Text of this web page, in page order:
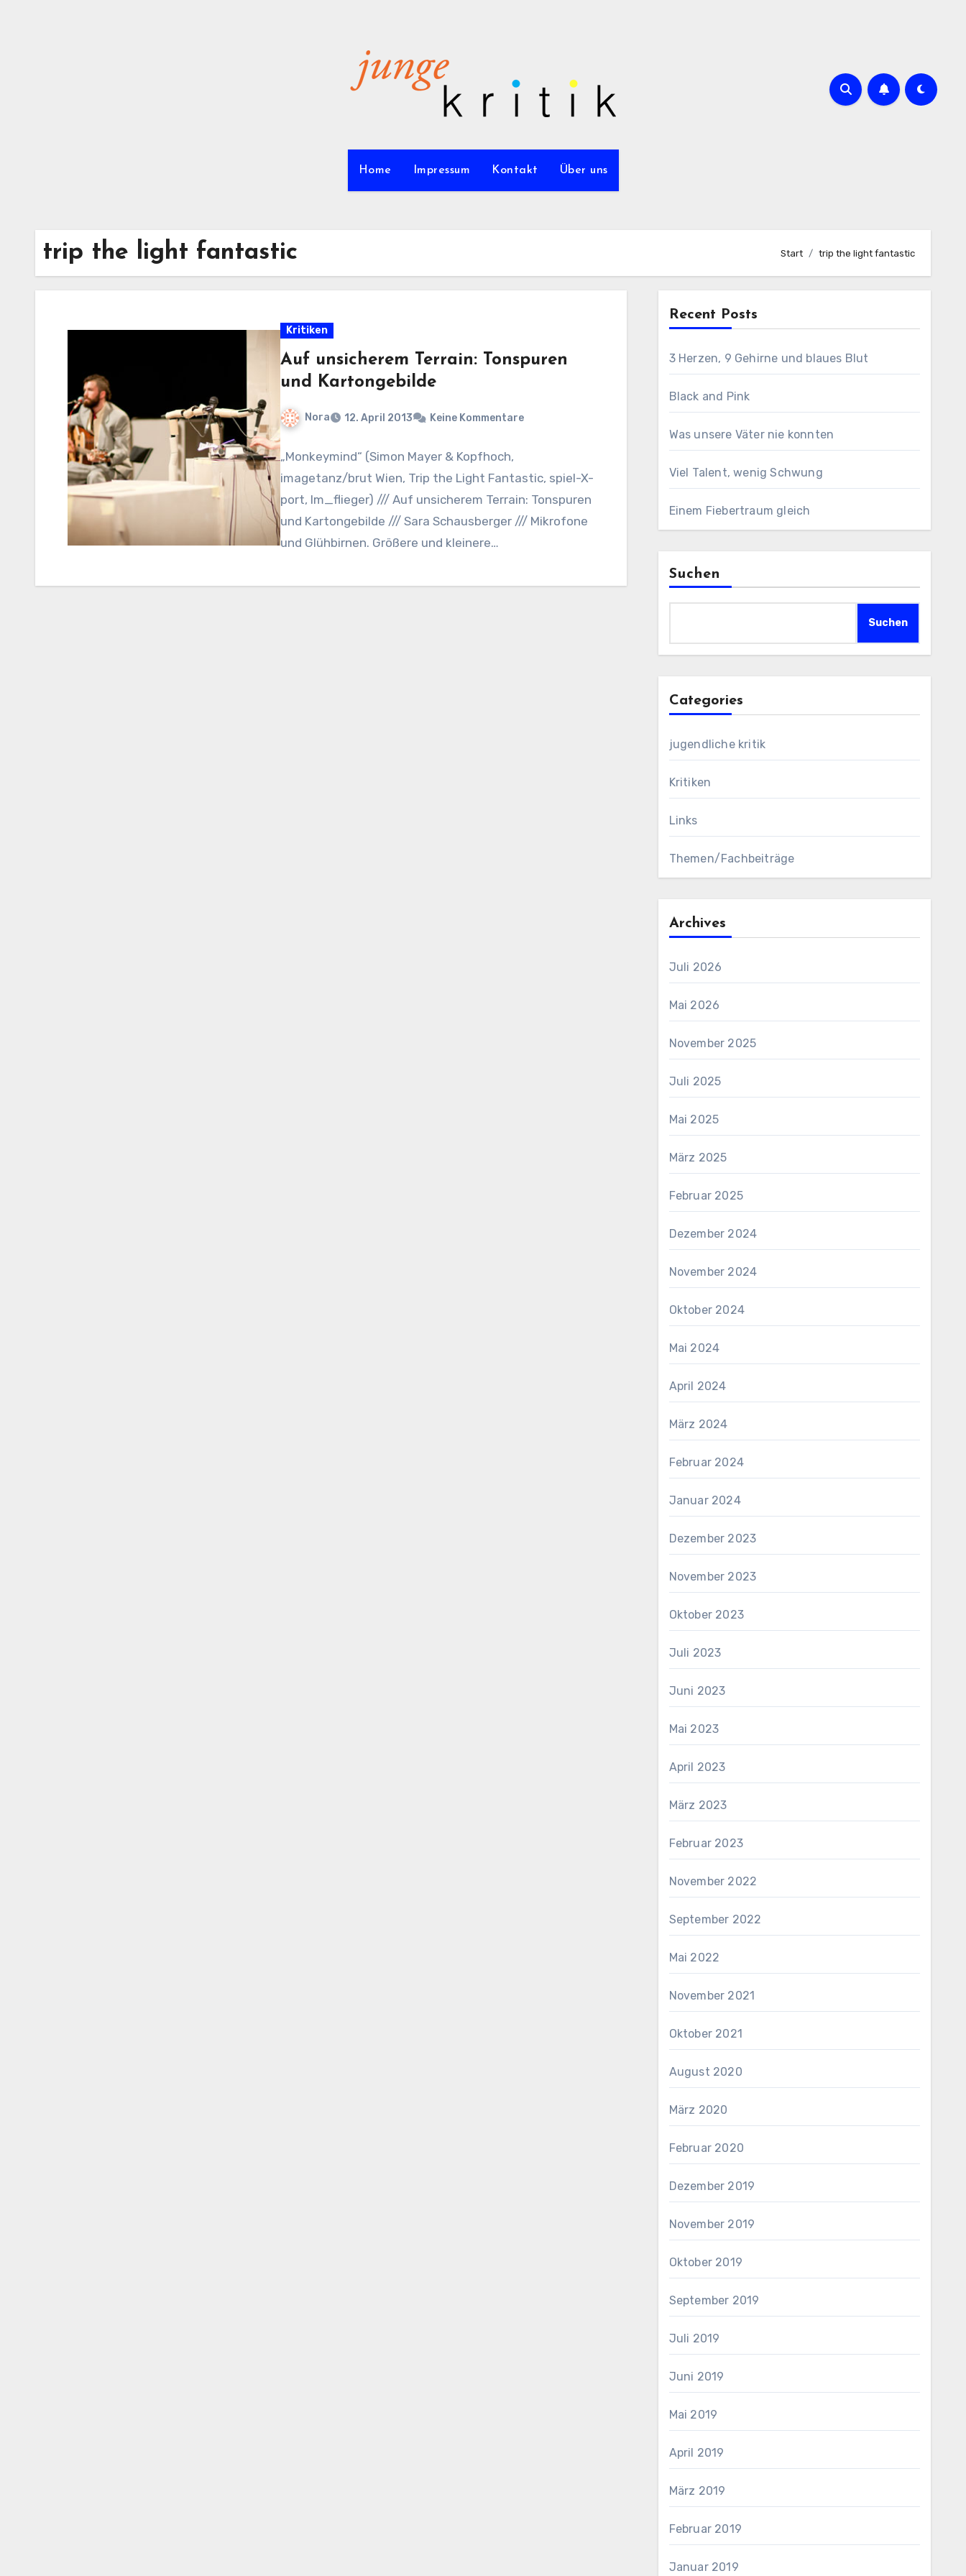
Home Impressum Kontakt Über uns
trip the light fantastic Start trip the light fantastic
Kritiken
Auf unsicherem Terrain: Tonspuren
und Kartongebilde
Nora 12. April 2013 Keine Kommentare
„Monkeymind“ (Simon Mayer & Kopfhoch,
imagetanz/brut Wien, Trip the Light Fantastic, spiel-X-
port, Im_flieger) /// Auf unsicherem Terrain: Tonspuren
und Kartongebilde /// Sara Schausberger /// Mikrofone
und Glühbirnen. Größere und kleinere…
Recent Posts
3 Herzen, 9 Gehirne und blaues Blut
Black and Pink
Was unsere Väter nie konnten
Viel Talent, wenig Schwung
Einem Fiebertraum gleich
Suchen
Suchen
Categories
jugendliche kritik
Kritiken
Links
Themen/Fachbeiträge
Archives
Juli 2026
Mai 2026
November 2025
Juli 2025
Mai 2025
März 2025
Februar 2025
Dezember 2024
November 2024
Oktober 2024
Mai 2024
April 2024
März 2024
Februar 2024
Januar 2024
Dezember 2023
November 2023
Oktober 2023
Juli 2023
Juni 2023
Mai 2023
April 2023
März 2023
Februar 2023
November 2022
September 2022
Mai 2022
November 2021
Oktober 2021
August 2020
März 2020
Februar 2020
Dezember 2019
November 2019
Oktober 2019
September 2019
Juli 2019
Juni 2019
Mai 2019
April 2019
März 2019
Februar 2019
Januar 2019